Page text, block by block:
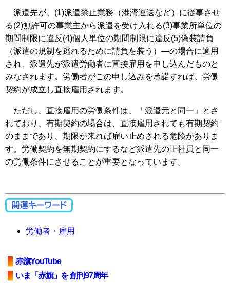
派遣先が、(1)派遣禁止業務（港湾運送など）に従事させ
る(2)無許可の事業主から派遣を受け入れる(3)事業所単位の
期間制限に違反(4)個人単位の期間制限に違反(5)偽装請負
（派遣の規制を逃れるために請負を装う）―の場合に適用
され、派遣先が派遣労働者に直接雇用を申し込んだものと
みなされます。労働者がこの申し込みを承諾すれば、労働
契約が成立し直接雇用されます。
ただし、直接雇用の労働条件は、「派遣元と同一」とさ
れており、有期契約の場合は、直接雇用されても有期契約
のままであり、期限が来れば雇い止めされる危険がありま
す。労働契約を無期契約にするなど派遣先の正社員と同一
の労働条件にさせることが重要となっています。
労働者・雇用
赤旗YouTube
いま「赤旗」を 創刊97周年